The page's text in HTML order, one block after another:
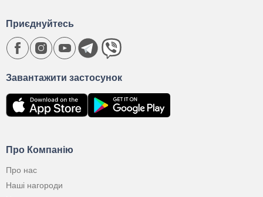
Про Компанію
Про нас
Наші нагороди
Завантажити застосунок
Приєднуйтесь